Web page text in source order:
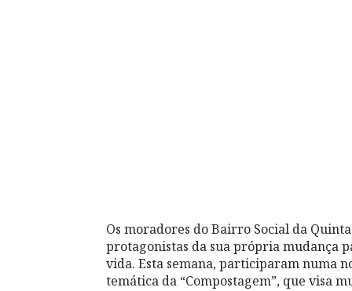
Os moradores do Bairro Social da
protagonistas da sua própria mudança
vida. Esta semana, participaram numa
temática da “Compostagem”, que visa